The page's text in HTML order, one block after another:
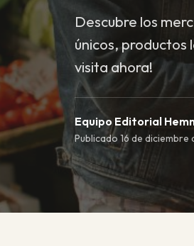
Descubre los
únicos, productos
visita ahora!
Equipo Editorial
Publicado 16 de diciembre